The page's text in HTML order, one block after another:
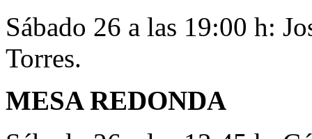
Sábado 26 a las 19:00 h:
Torres.
MESA REDONDA